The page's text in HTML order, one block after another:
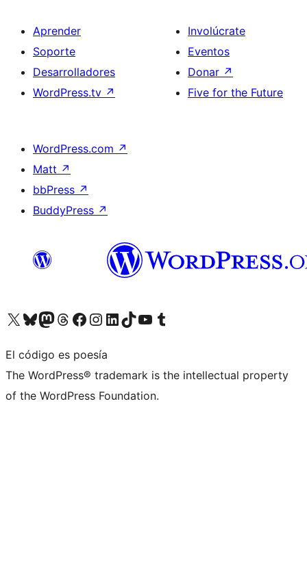
Aprender
Soporte
Desarrolladores
WordPress.tv ↗
Involúcrate
Eventos
Donar ↗
Five for the Future
WordPress.com ↗
Matt ↗
bbPress ↗
BuddyPress ↗
Visita nuestra cuenta de X (anteriormente Twitter)
Visita nuestra cuenta de Bluesky
Visita nuestra cuenta de Mastodon
Visita nuestra cuenta de Threads
Visita nuestra página de Facebook
Visita nuestra cuenta de Instagram
Visita nuestra cuenta de LinkedIn
Visita nuestra cuenta de TikTok
Visita nuestro canal de YouTube
Visita nuestra cuenta de Tumblr
El código es poesía
The WordPress® trademark is the intellectual property
of the WordPress Foundation.